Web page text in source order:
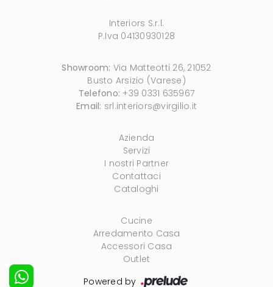
Interiors S.r.l.
P.Iva 04130930128
Showroom: Via Matteotti 26, 21052
Busto Arsizio (Varese)
Telefono: +39 0331 635967
Email: srl.interiors@virgilio.it
Azienda
Servizi
I nostri Partner
Contattaci
Cataloghi
Cucine
Arredamento Casa
Accessori Casa
Outlet
Powered by